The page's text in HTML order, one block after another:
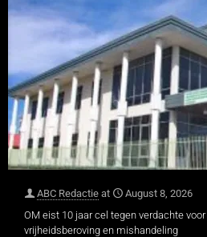
ABC Redactie at
August 8, 2026
OM eist 10 jaar cel tegen verdachte voor
vrijheidsberoving en mishandeling